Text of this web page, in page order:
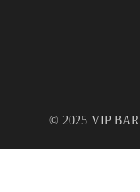
© 2025 VIP